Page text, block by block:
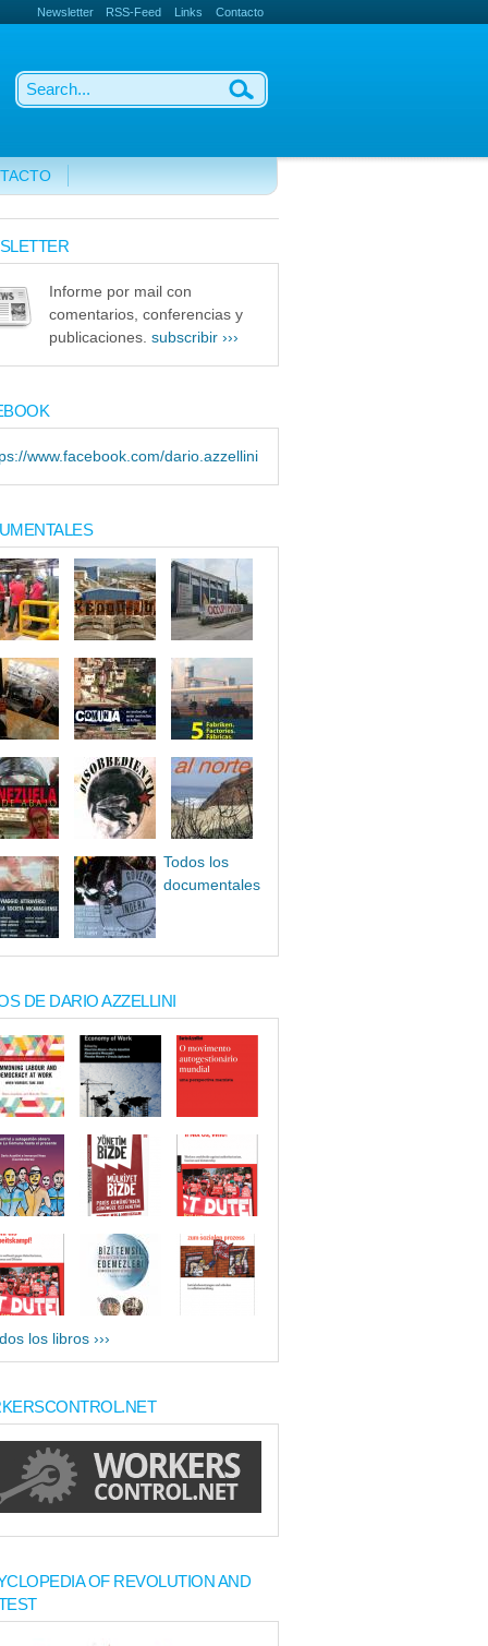
Newsletter RSS-Feed Links Contacto
Informe por mail con
comentarios, conferencias y
publicaciones. subscribir ›››
www.facebook.com/dario.azzellini
Todos los
documentales
DE DARIO AZZELLINI
los libros ›››
OF REVOLUTION AND